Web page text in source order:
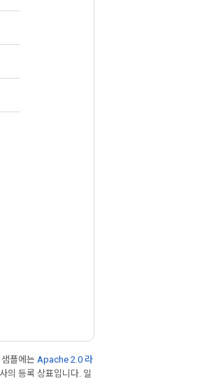
플에는 Apache 2.0 라
의 등록 상표입니다. 일